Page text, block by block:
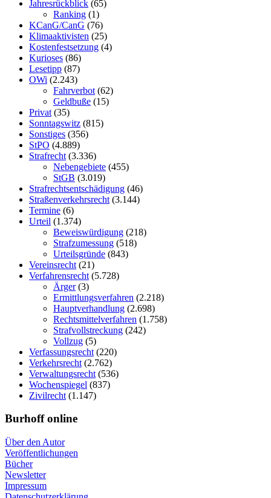
Jahresrückblick (65)
Ranking (1)
KCanG/CanG (76)
Klimaaktivisten (25)
Kostenfestsetzung (4)
Kurioses (86)
Lesetipp (87)
OWi (2.243)
Fahrverbot (62)
Geldbuße (15)
Privat (35)
Sonntagswitz (815)
Sonstiges (356)
StPO (4.889)
Strafrecht (3.336)
Nebengebiete (455)
StGB (3.019)
Strafrechtsentschädigung (46)
Straßenverkehrsrecht (3.144)
Termine (6)
Urteil (1.374)
Beweiswürdigung (218)
Strafzumessung (518)
Urteilsgründe (843)
Vereinsrecht (21)
Verfahrensrecht (5.728)
Ärger(3)
Ermittlungsverfahren (2.218)
Hauptverhandlung (2.698)
Rechtsmittelverfahren (1.758)
Strafvollstreckung (242)
Vollzug (5)
Verfassungsrecht (220)
Verkehrsrecht (2.762)
Verwaltungsrecht (536)
Wochenspiegel (837)
Zivilrecht (1.147)
Burhoff online
Über den Autor
Veröffentlichungen
Bücher
Newsletter
Impressum